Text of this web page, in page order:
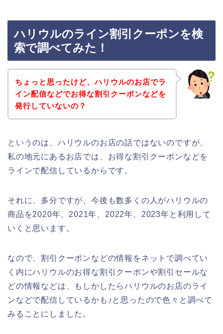
ハリウルのライン割引クーポンを検
索で調べてみた！
ちょっと思ったけど、ハリウルのお店でラ
イン配信などでお得な割引クーポンなどを
発行していないの？
というのは、ハリウルのお店の話ではないのですが、
私の地元にあるお店では、お得な割引クーポンなどを
ラインで配信しているからです。
それに、多分ですが、今後も数多くの人がハリウルの
商品を2020年、2021年、2022年、2023年と利用して
いくと思います。
なので、割引クーポンなどの情報をネットで調べてい
く内にハリウルのお得な割引クーポンや割引セールな
どの情報などは、もしかしたらハリウルのお店のライ
ンなどで配信しているかも♪と思ったので色々と調べて
みることにしました。